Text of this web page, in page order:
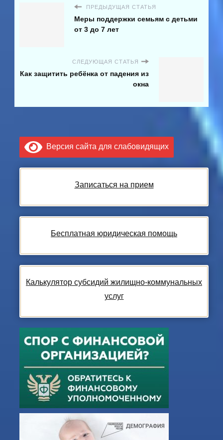
ПРЕДЫДУЩАЯ СТАТЬЯ
Меры поддержки семьям с детьми
от 3 до 7 лет
СЛЕДУЮЩАЯ СТАТЬЯ
Как защитить ребёнка от падения из
окна
Версия сайта для слабовидящих
Записаться на прием
Бесплатная юридическая помощь
Калькулятор субсидий жилищно-коммунальных
услуг